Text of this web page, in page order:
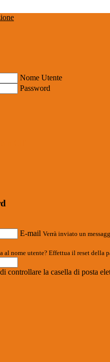
Nome Utente
Password
E-mail Verrà inviato un
al nome utente? Effettua il reset della
controllare la casella di posta